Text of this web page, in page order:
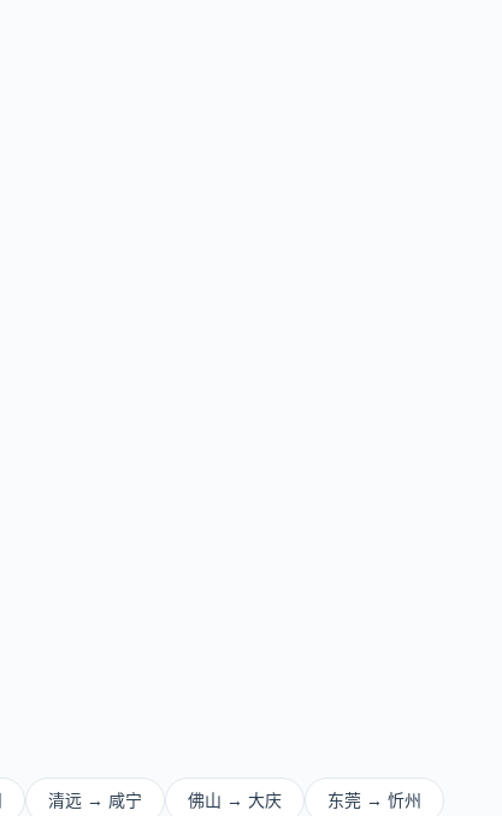
清远 → 咸宁 佛山 → 大庆 东莞 → 忻州